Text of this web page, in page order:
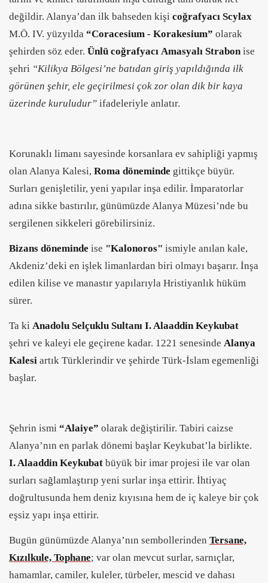
değildir. Alanya’dan ilk bahseden kişi coğrafyacı Scylax
M.Ö. IV. yüzyılda “Coracesium - Korakesium” olarak
şehirden söz eder. Ünlü coğrafyacı Amasyalı Strabonise
şehri “Kilikya Bölgesi’ne batıdan giriş yapıldığında ilk
görünen şehir, ele geçirilmesi çok zor olan dik bir kaya
üzerinde kuruludur” ifadeleriyle anlatır.
Korunaklı limanı sayesinde korsanlara ev sahipliği yapmış
olan Alanya Kalesi, Roma döneminde gittikçe büyür.
Surları genişletilir, yeni yapılar inşa edilir. İmparatorlar
adına sikke bastırılır, günümüzde Alanya Müzesi’nde bu
sergilenen sikkeleri görebilirsiniz.
Bizans döneminde ise "Kalonoros" ismiyle anılan kale,
Akdeniz’deki en işlek limanlardan biri olmayı başarır. İnşa
edilen kilise ve manastır yapılarıyla Hristiyanlık hüküm
sürer.
Ta ki Anadolu Selçuklu Sultanı I. Alaaddin Keykubat
şehri ve kaleyi ele geçirene kadar. 1221 senesinde Alanya
Kalesi artık Türklerindir ve şehirde Türk-İslam egemenliği
başlar.
Şehrin ismi “Alaiye” olarak değiştirilir. Tabiri caizse
Alanya’nın en parlak dönemi başlar Keykubat’la birlikte.
I. Alaaddin Keykubat büyük bir imar projesi ile var olan
surları sağlamlaştırıp yeni surlar inşa ettirir. İhtiyaç
doğrultusunda hem deniz kıyısına hem de iç kaleye bir çok
eşsiz yapı inşa ettirir.
Bugün günümüzde Alanya’nın sembollerinden Tersane,
Kızılkule, Tophane; var olan mevcut surlar, sarnıçlar,
hamamlar, camiler, kuleler, türbeler, mescid ve dahası